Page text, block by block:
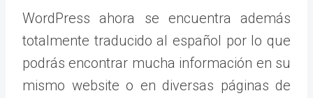
WordPress ahora se encuentra además
totalmente traducido al español por lo que
podrás encontrar mucha información en su
mismo website o en diversas páginas de